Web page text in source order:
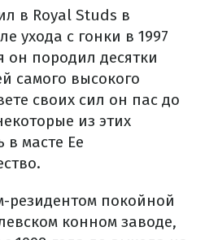
в Royal Studs в
ухода с гонки в 1997
он породил десятки
самого высокого
своих сил он пас до
из этих
масте Ее
покойной
конном заводе,